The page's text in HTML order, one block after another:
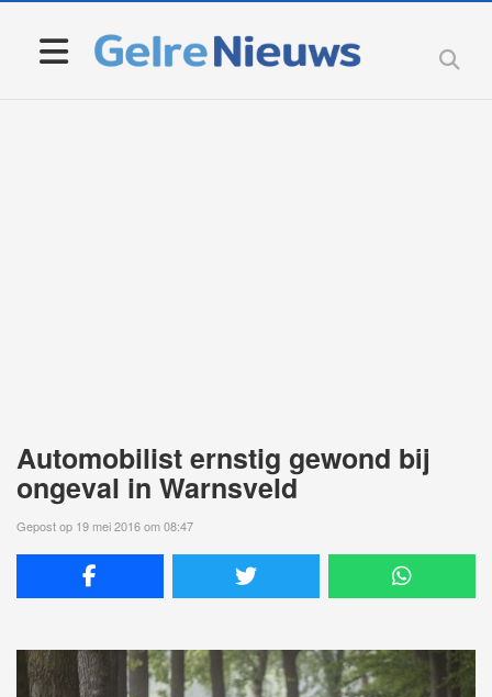
Automobilist ernstig gewond bij
ongeval in Warnsveld
Gepost op 19 mei 2016 om 08:47